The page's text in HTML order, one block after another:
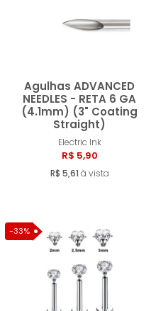
Agulhas ADVANCED
NEEDLES - RETA 6 GA
(4.1mm) (3" Coating
Straight)
Electric Ink
R$ 5,90
R$ 5,61 à vista
Comprar
-33%